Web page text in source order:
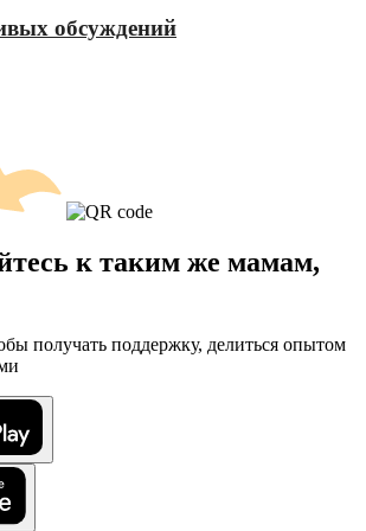
обсуждений
к таким же мамам,
получать поддержку, делиться опытом